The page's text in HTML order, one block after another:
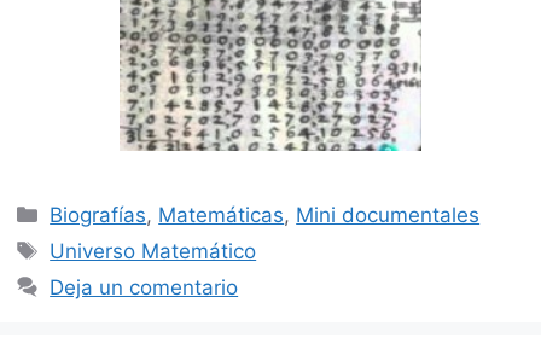
Categorías
Biografías, Matemáticas, Mini documentales
Etiquetas
Universo Matemático
Deja un comentario